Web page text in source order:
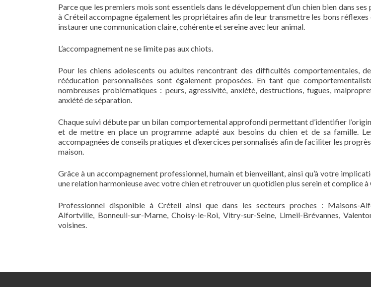
Parce que les premiers mois sont essentiels dans le développement d’un chien bien dans
à Créteil accompagne également les propriétaires afin de leur transmettre les bons
instaurer une communication claire, cohérente et sereine avec leur animal.
L’accompagnement ne se limite pas aux chiots.
Pour les chiens adolescents ou adultes rencontrant des difficultés comportementales,
rééducation personnalisées sont également proposées. En tant que
nombreuses problématiques : peurs, agressivité, anxiété, destructions, fugues,
anxiété de séparation.
Chaque suivi débute par un bilan comportemental approfondi permettant d’identifier
et de mettre en place un programme adapté aux besoins du chien et de sa famille.
accompagnées de conseils pratiques et d’exercices personnalisés afin de faciliter les
maison.
Grâce à un accompagnement professionnel, humain et bienveillant, ainsi qu’à votre
une relation harmonieuse avec votre chien et retrouver un quotidien plus serein et complice à
Professionnel disponible à Créteil ainsi que dans les secteurs proches : Maisons-
Alfortville, Bonneuil-sur-Marne, Choisy-le-Roi, Vitry-sur-Seine, Limeil-Brévannes,
voisines.